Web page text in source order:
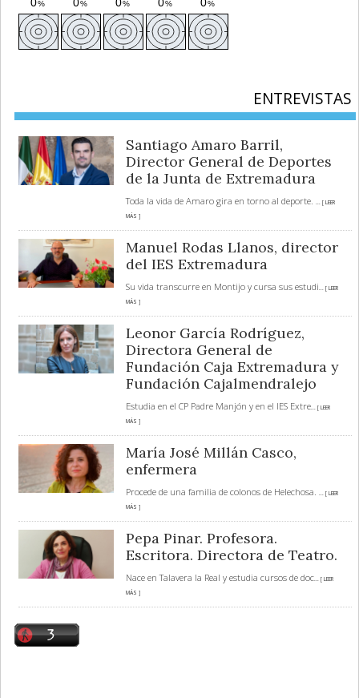
ENTREVISTAS
Santiago Amaro Barril,
Director General de Deportes
de la Junta de Extremadura
Toda la vida de Amaro gira en torno al deporte.
... [ LEER
MÁS ]
Manuel Rodas Llanos, director
del IES Extremadura
Su vida transcurre en Montijo y cursa sus estudi... [ LEER
MÁS ]
Leonor García Rodríguez,
Directora General de
Fundación Caja Extremadura y
Fundación Cajalmendralejo
Estudia en el CP Padre Manjón y en el IES Extre... [ LEER
MÁS ]
María José Millán Casco,
enfermera
Procede de una familia de colonos de Helechosa.
... [ LEER
MÁS ]
Pepa Pinar. Profesora.
Escritora. Directora de Teatro.
Nace en Talavera la Real y estudia cursos de doc... [ LEER
MÁS ]